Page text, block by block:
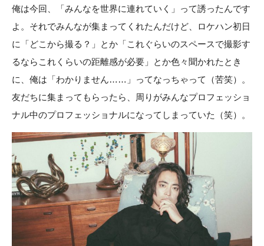
俺は今回、「みんなを世界に連れていく」って誘ったんです
よ。それでみんなが集まってくれたんだけど、ロケハン初日
に「どこから撮る？」とか「これぐらいのスペースで撮影す
るならこれくらいの距離感が必要」とか色々聞かれたとき
に、俺は「わかりません……」ってなっちゃって（苦笑）。
友だちに集まってもらったら、周りがみんなプロフェッショ
ナル中のプロフェッショナルになってしまっていた（笑）。